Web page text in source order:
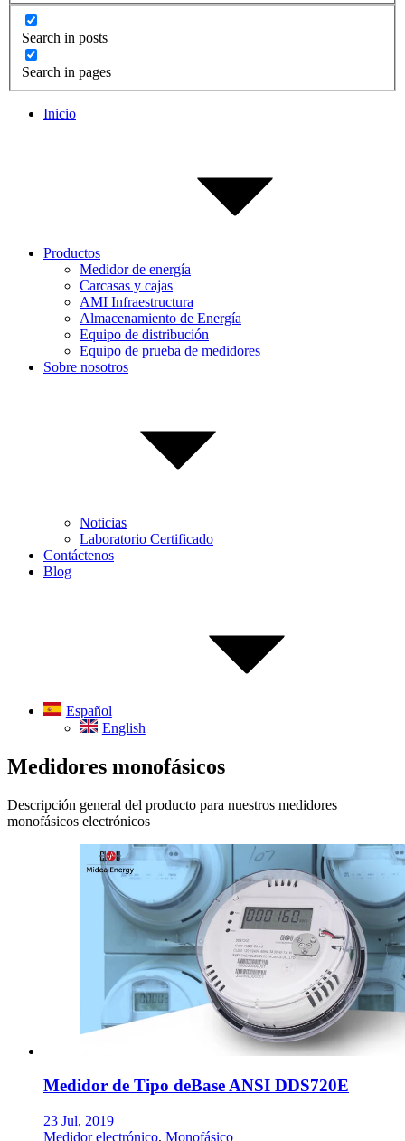
Search in posts
Search in pages
Inicio
Productos
Medidor de energía
Carcasas y cajas
AMI Infraestructura
Almacenamiento de Energía
Equipo de distribución
Equipo de prueba de medidores
Sobre nosotros
Noticias
Laboratorio Certificado
Contáctenos
Blog
Español
English
Medidores monofásicos
Descripción general del producto para nuestros medidores
monofásicos electrónicos
Medidor de Tipo deBase ANSI DDS720E
23 Jul, 2019
Medidor electrónico, Monofásico